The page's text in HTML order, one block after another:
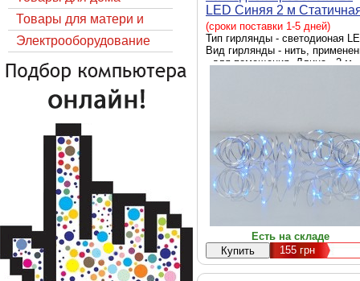
Товары для матери и
ребёнка
Электрооборудование
LED Синяя 2 м
На батарейках (975025)
(сроки поставки 1-5 дней)
Тип гирлянды - светодионая
Вид гирлянды - нить,
- для помещения, Длина - 2 м
Есть на складе
155грн